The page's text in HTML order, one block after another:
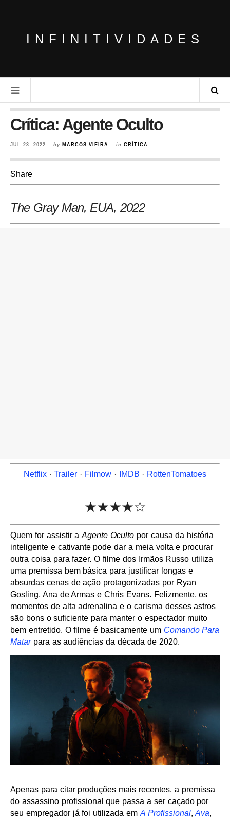
INFINITIVIDADES
Crítica: Agente Oculto
JUL 23, 2022 by MARCOS VIEIRA in CRÍTICA
Share
The Gray Man, EUA, 2022
Netflix·Trailer · Filmow · IMDB · RottenTomatoes
★★★★☆
Quem for assistir aAgente Oculto por causa da história
inteligente e cativante pode dar a meia volta e procurar
outra coisa para fazer. O filme dos Irmãos Russo utiliza
uma premissa bem básica para justificar longas e
absurdas cenas de ação protagonizadas por Ryan
Gosling, Ana de Armas e Chris Evans. Felizmente, os
momentos de alta adrenalina e o carisma desses astros
são bons o suficiente para manter o espectador muito
bem entretido. O filme é basicamente um Comando Para
Matarpara as audiências da década de 2020.
Apenas para citar produções mais recentes, a premissa
do assassino profissional que passa a ser caçado por
seu empregador já foi utilizada em A Profissional,Ava,